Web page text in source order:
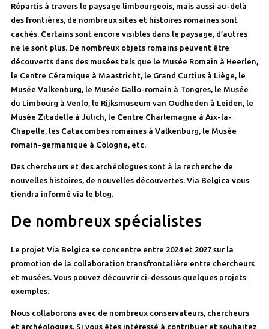
Répartis à travers le paysage limbourgeois, mais aussi au-delà
des frontières, de nombreux sites et histoires romaines sont
cachés. Certains sont encore visibles dans le paysage, d’autres
ne le sont plus. De nombreux objets romains peuvent être
découverts dans des musées tels que le Musée Romain à Heerlen,
le Centre Céramique à Maastricht, le Grand Curtius à Liège, le
Musée Valkenburg, le Musée Gallo-romain à Tongres, le Musée
du Limbourg à Venlo, le Rijksmuseum van Oudheden à Leiden, le
Musée Zitadelle à Jülich, le Centre Charlemagne à Aix-la-
Chapelle, les Catacombes romaines à Valkenburg, le Musée
romain-germanique à Cologne, etc.
Des chercheurs et des archéologues sont à la recherche de
nouvelles histoires, de nouvelles découvertes. Via Belgica vous
tiendra informé via le blog.
De nombreux spécialistes
Le projet Via Belgica se concentre entre 2024 et 2027 sur la
promotion de la collaboration transfrontalière entre chercheurs
et musées. Vous pouvez découvrir ci-dessous quelques projets
exemples.
Nous collaborons avec de nombreux conservateurs, chercheurs
et archéologues. Si vous êtes intéressé à contribuer et souhaitez